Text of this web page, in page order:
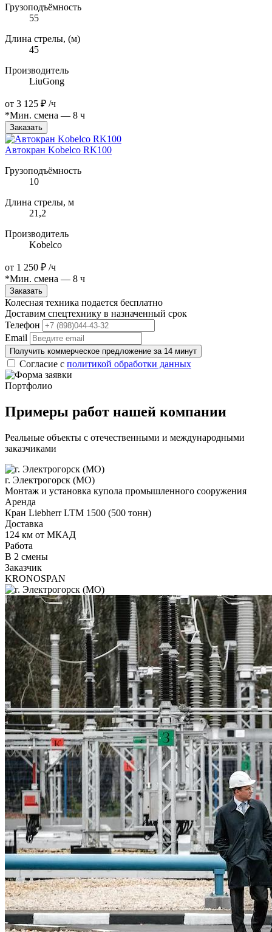
Грузоподъёмность
55
Длина стрелы, (м)
45
Производитель
LiuGong
от 3 125 ₽ /ч
*Мин. смена — 8 ч
Заказать
Автокран Kobelco RK100
Грузоподъёмность
10
Длина стрелы, м
21,2
Производитель
Kobelco
от 1 250 ₽ /ч
*Мин. смена — 8 ч
Заказать
Колесная техника подается бесплатно
Доставим спецтехнику в назначенный срок
Телефон
Email
Получить коммерческое предложение за 14 минут
Согласие с политикой обработки данных
Портфолио
Примеры работ нашей компании
Реальные объекты с отечественными и международными
заказчиками
г. Электрогорск (МО)
Монтаж и установка купола промышленного сооружения
Аренда
Кран Liebherr LTM 1500 (500 тонн)
Доставка
124 км от МКАД
Работа
В 2 смены
Заказчик
KRONOSPAN